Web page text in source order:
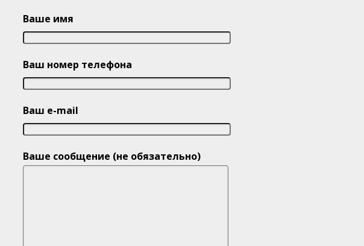
Ваше имя
Ваш номер телефона
Ваш e-mail
Ваше сообщение (не обязательно)